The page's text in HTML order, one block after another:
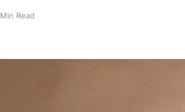
Min Read